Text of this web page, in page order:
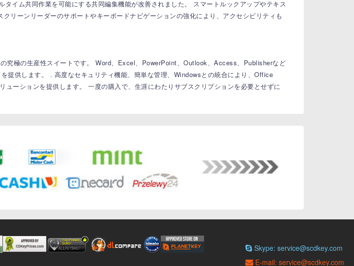
イム共同作業を可能にする共同編集機能が改善されました。
スマートルックアップやテキス
クリーンリーダーのサポートやキーボードナビゲーションの強化により、アクセシビリティも
極の生産性スイートです。
Word、Excel、PowerPoint、Outlook、Access、Publisherなど
提供します。
. 高度なセキュリティ機能、簡単な管理、Windowsとの統合により、Office
ーションを提供します。
一度の購入で、生涯にわたりサブスクリプションを必要とせずに
Skype: service@scdkey.com
E-mail: service@scdkey.com